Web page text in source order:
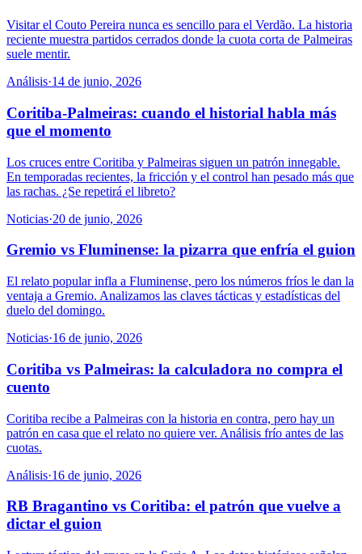
Visitar el Couto Pereira nunca es sencillo para el Verdão. La historia
reciente muestra partidos cerrados donde la cuota corta de Palmeiras
suele mentir.
Análisis·14 de junio, 2026
Coritiba-Palmeiras: cuando el historial habla más
que el momento
Los cruces entre Coritiba y Palmeiras siguen un patrón innegable.
En temporadas recientes, la fricción y el control han pesado más que
las rachas. ¿Se repetirá el libreto?
Noticias·20 de junio, 2026
Gremio vs Fluminense: la pizarra que enfría el guion
El relato popular infla a Fluminense, pero los números fríos le dan la
ventaja a Gremio. Analizamos las claves tácticas y estadísticas del
duelo del domingo.
Noticias·16 de junio, 2026
Coritiba vs Palmeiras: la calculadora no compra el
cuento
Coritiba recibe a Palmeiras con la historia en contra, pero hay un
patrón en casa que el relato no quiere ver. Análisis frío antes de las
cuotas.
Análisis·16 de junio, 2026
RB Bragantino vs Coritiba: el patrón que vuelve a
dictar el guion